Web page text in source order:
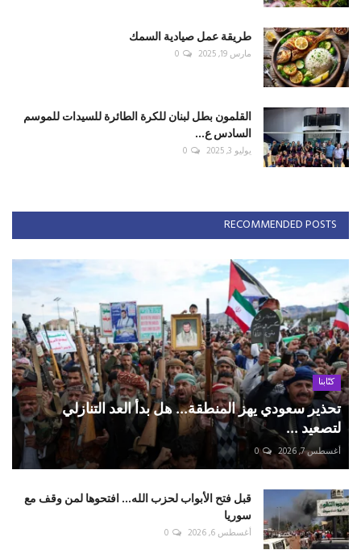
طريقة عمل صيادية السمك
مارس 19, 2025 0
القلمون بطل لبنان للكرة الطائرة للسيدات للموسم
السادس ع...
يوليو 3, 2025 0
RECOMMENDED POSTS
كتّابنا
تحذير سعودي يهز المنطقة... هل بدأ العد التنازلي
لتصعيد ...
أغسطس 7, 2026 0
قبل فتح الأبواب لحزب الله... افتحوها لمن وقف مع
سوريا
أغسطس 6, 2026 0